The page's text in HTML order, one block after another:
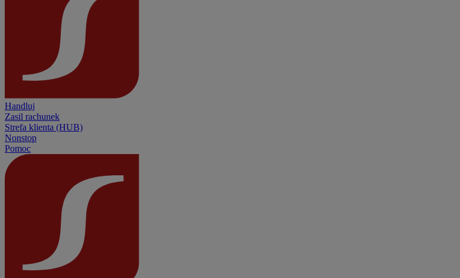
Handluj
Zasil rachunek
Strefa klienta (HUB)
Nonstop
Pomoc